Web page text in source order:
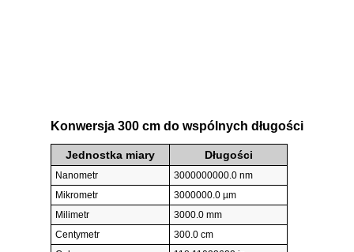
Konwersja 300 cm do wspólnych długości
Jednostka miary Długości
Nanometr
3000000000.0 nm
Mikrometr
3000000.0 µm
Milimetr
3000.0 mm
Centymetr
300.0 cm